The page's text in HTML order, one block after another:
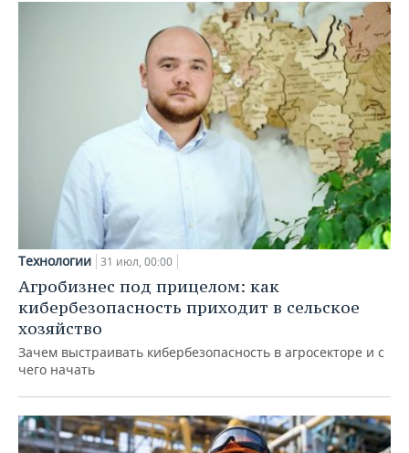
Технологии 31 июл, 00:00
Агробизнес под прицелом: как
кибербезопасность приходит в сельское
хозяйство
Зачем выстраивать кибербезопасность в агросекторе и с
чего начать